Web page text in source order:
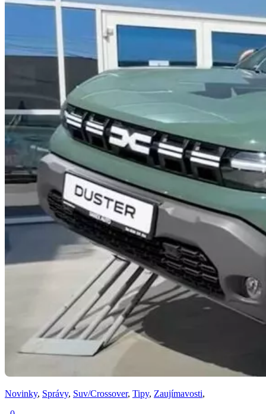
Novinky, Správy, Suv/Crossover, Tipy, Zaujímavosti,